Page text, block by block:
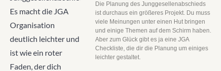
Die Planung des Junggesellenabschieds
ist durchaus ein größeres Projekt. Du muss
viele Meinungen unter einen Hut bringen
und einige Themen auf dem Schirm haben.
Aber zum Glück gibt es ja eine JGA
Checkliste, die dir die Planung um einiges
leichter gestaltet.